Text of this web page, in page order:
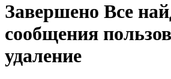
Завершено Все
сообщения
удаление